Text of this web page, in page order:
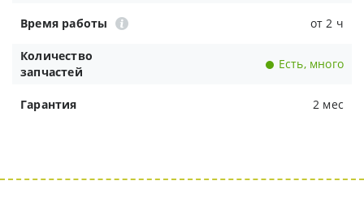
Время работы от 2 ч
Количество
запчастей
Есть, много
Гарантия 2 мес